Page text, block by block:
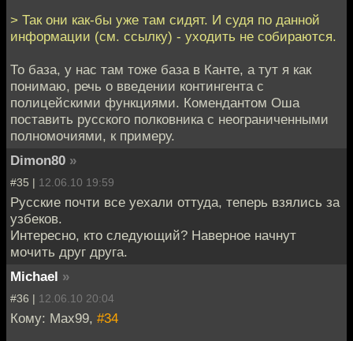
> Так они как-бы уже там сидят. И судя по данной
информации (см. ссылку) - уходить не собираются.
То база, у нас там тоже база в Канте, а тут я как
понимаю, речь о введении контингента с
полицейскими функциями. Комендантом Оша
поставить русского полковника с неограниченными
полномочиями, к примеру.
Dimon80 »
#35 | 12.06.10 19:59
Русские почти все уехали оттуда, теперь взялись за
узбеков.
Интересно, кто следующий? Наверное начнут
мочить друг друга.
Мichael »
#36 | 12.06.10 20:04
Кому: Max99, #34